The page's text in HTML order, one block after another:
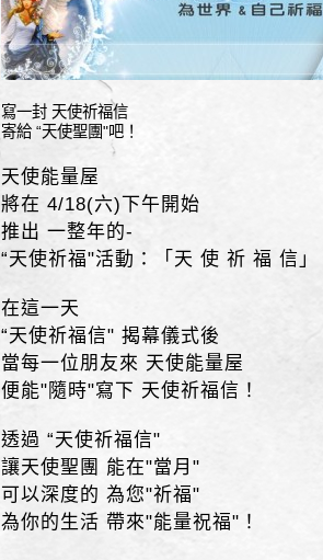
寫一封 天使祈福信
寄給 “天使聖團"吧！
天使能量屋
將在 4/18(六)下午開始
推出 一整年的-
“天使祈福"活動：「天 使 祈 福 信」
在這一天
“天使祈福信" 揭幕儀式後
當每一位朋友來 天使能量屋
便能"隨時"寫下 天使祈福信！
透過 “天使祈福信"
讓天使聖團 能在"當月"
可以深度的 為您"祈福"
為你的生活 帶來"能量祝福"！